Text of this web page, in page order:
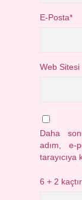
E-Posta*
Web Sitesi
Daha
adım, e-
tarayıcıya
6 + 2